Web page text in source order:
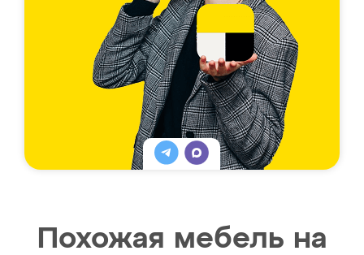
Похожая мебель на